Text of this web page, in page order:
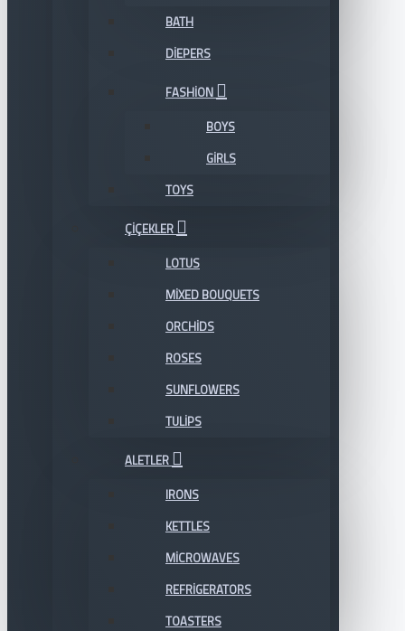
BATH
DIEPERS
FASHION
BOYS
GIRLS
TOYS
ÇIÇEKLER
LOTUS
MIXED BOUQUETS
ORCHIDS
ROSES
SUNFLOWERS
TULIPS
ALETLER
IRONS
KETTLES
MICROWAVES
REFRIGERATORS
TOASTERS